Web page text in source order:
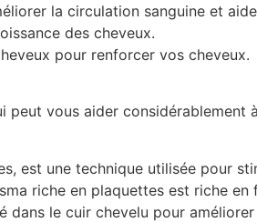
la circulation sanguine et
des cheveux.
pour renforcer vos cheveux.
vous aider considérablement
est une technique utilisée pour
riche en plaquettes est riche
dans le cuir chevelu pour